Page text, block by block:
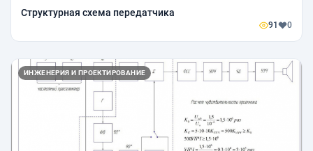
Структурная схема передатчика
91 0
ИНЖЕНЕРИЯ И ПРОЕКТИРОВАНИЕ